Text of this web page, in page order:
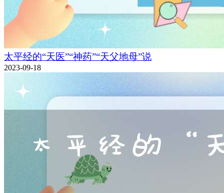
太平经的“天医”“神药”“天父地母”说
2023-09-18